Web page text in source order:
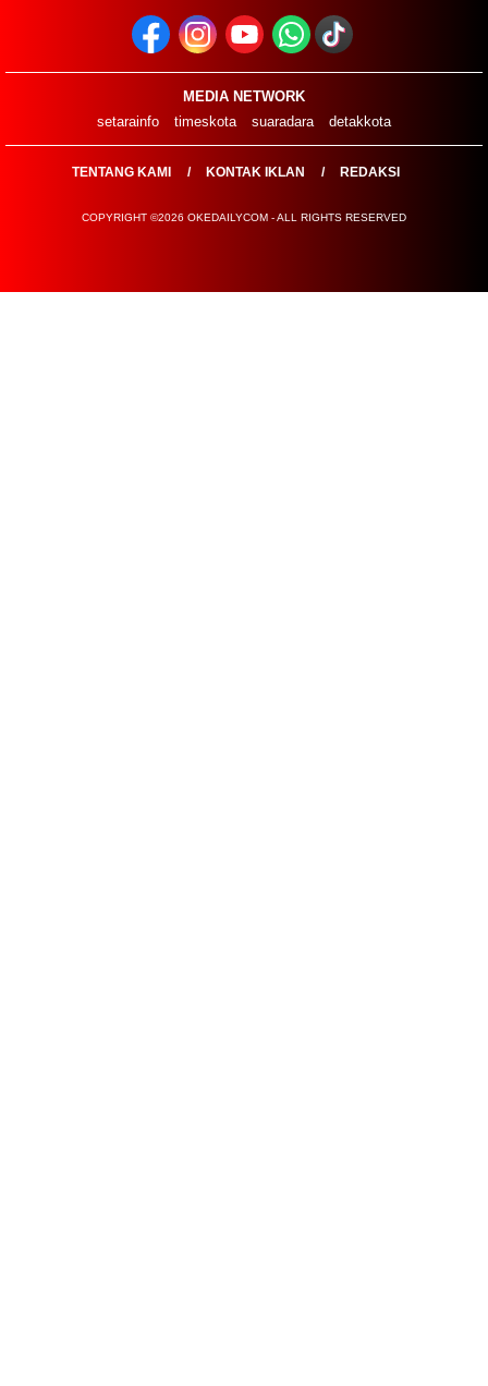
MEDIA NETWORK
setarainfo
timeskota suaradara detakkota
TENTANG KAMI KONTAK IKLAN REDAKSI
COPYRIGHT ©2026 OKEDAILYCOM - ALL RIGHTS RESERVED